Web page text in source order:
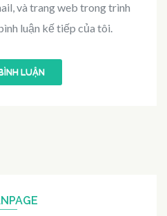
và trang web trong trình
luận kế tiếp của tôi.